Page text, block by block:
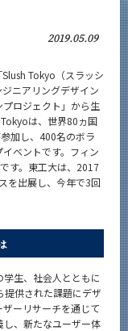
2019.05.09
Tokyo（スラッシ
ニアリングデザイン
ロジェクト」から生
は、世界80ヵ国
加し、400名のボラ
ベントです。フィン
す。東工大は、2017
を出展し、今年で3回
生、社会人とともに
提供された課題にデザ
ーリサーチを通じて
、新たなユーザー体